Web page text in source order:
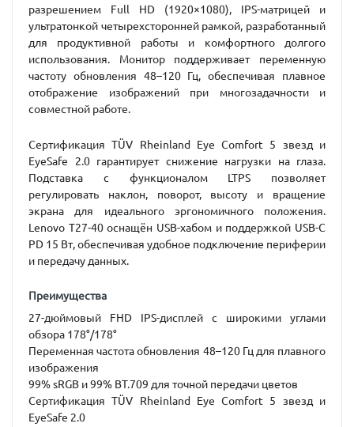
разрешением Full HD (1920×1080), IPS-матрицей и
ультратонкой четырехсторонней рамкой, разработанный
для продуктивной работы и комфортного долгого
использования. Монитор поддерживает переменную
частоту обновления 48–120 Гц, обеспечивая плавное
отображение изображений при многозадачности и
совместной работе.
СертификацияTÜV Rheinland Eye Comfort 5 звезди
EyeSafe 2.0гарантирует снижение нагрузки на глаза.
Подставка с функционалом LTPS позволяет
регулировать наклон, поворот, высоту и вращение
экрана для идеального эргономичного положения.
Lenovo T27-40 оснащён USB-хабом и поддержкой USB-C
PD 15 Вт, обеспечивая удобное подключение периферии
и передачу данных.
Преимущества
27-дюймовый FHD IPS-дисплей с широкими углами
обзора 178°/178°
Переменная частота обновления 48–120 Гц для плавного
изображения
99% sRGB и 99% BT.709 для точной передачи цветов
Сертификация TÜV Rheinland Eye Comfort 5 звезд и
EyeSafe 2.0